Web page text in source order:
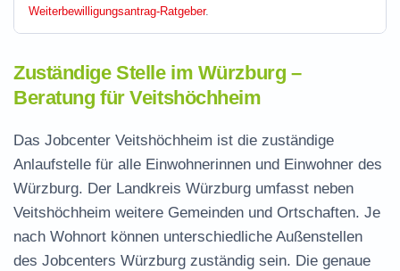
Weiterbewilligungsantrag-Ratgeber.
Zuständige Stelle im Würzburg –
Beratung für Veitshöchheim
Das Jobcenter Veitshöchheim ist die zuständige
Anlaufstelle für alle Einwohnerinnen und Einwohner des
Würzburg. Der Landkreis Würzburg umfasst neben
Veitshöchheim weitere Gemeinden und Ortschaften. Je
nach Wohnort können unterschiedliche Außenstellen
des Jobcenters Würzburg zuständig sein. Die genaue